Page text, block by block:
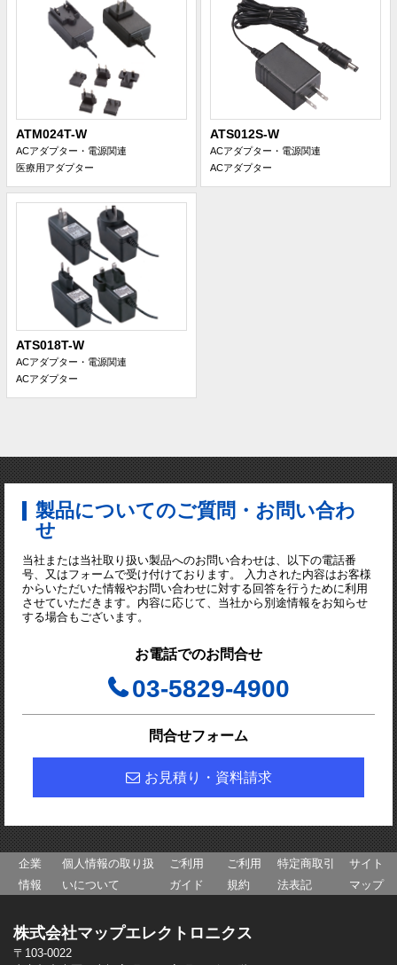
ATM024T-W
ACアダプター・電源関連
医療用アダプター
ATS012S-W
ACアダプター・電源関連
ACアダプター
ATS018T-W
ACアダプター・電源関連
ACアダプター
製品についてのご質問・お問い合わ
せ
当社または当社取り扱い製品へのお問い合わせは、以下の電話番
号、又はフォームで受け付けております。 入力された内容はお客様
からいただいた情報やお問い合わせに対する回答を行うために利用
させていただきます。内容に応じて、当社から別途情報をお知らせ
する場合もございます。
お電話でのお問合せ
03-5829-4900
問合せフォーム
お見積り・資料請求
企業
情報
個人情報の取り扱
いについて
ご利用
ガイド
ご利用
規約
特定商取引
法表記
サイト
マップ
株式会社マップエレクトロニクス
〒103-0022